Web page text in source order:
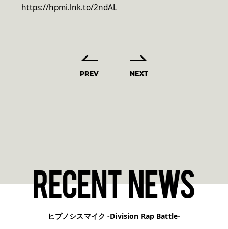
https://hpmi.lnk.to/2ndAL
PREV NEXT
ヒプノシスマイク -Division Rap Battle-